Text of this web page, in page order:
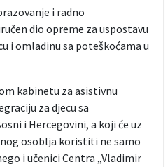
i radno
dio opreme za uspostavu
i omladinu sa poteškoćama u
kabinetu za asistivnu
za djecu sa
i Hercegovini, a koji će uz
osoblja koristiti ne samo
i učenici Centra „Vladimir